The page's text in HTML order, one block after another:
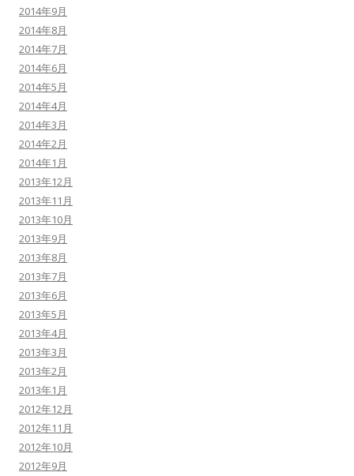
2014年9月
2014年8月
2014年7月
2014年6月
2014年5月
2014年4月
2014年3月
2014年2月
2014年1月
2013年12月
2013年11月
2013年10月
2013年9月
2013年8月
2013年7月
2013年6月
2013年5月
2013年4月
2013年3月
2013年2月
2013年1月
2012年12月
2012年11月
2012年10月
2012年9月